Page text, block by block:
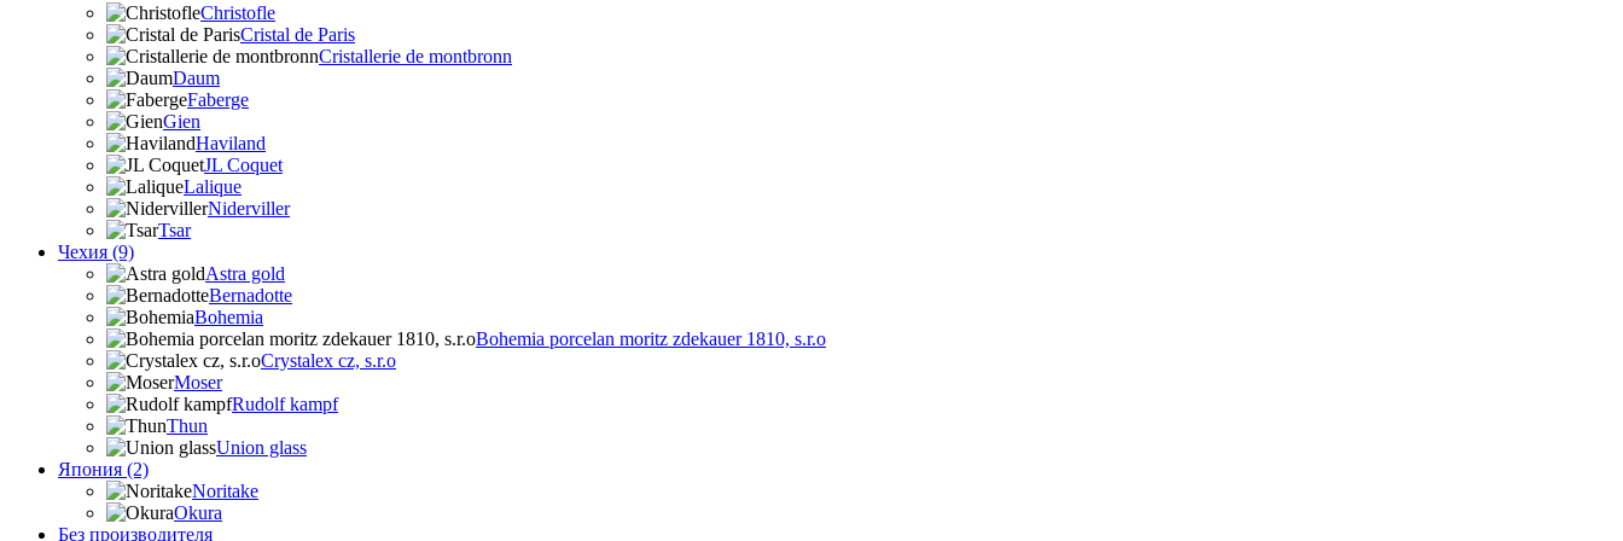
Christofle
Cristal de Paris
Cristallerie de montbronn
Daum
Faberge
Gien
Haviland
JL Coquet
Lalique
Niderviller
Tsar
Чехия (9)
Astra gold
Bernadotte
Bohemia
Bohemia porcelan moritz zdekauer 1810, s.r.o
Crystalex cz, s.r.o
Moser
Rudolf kampf
Thun
Union glass
Япония (2)
Noritake
Okura
Без производителя